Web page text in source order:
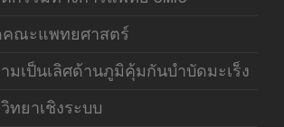
ณะแพทยศาสตร์
มเป็นเลิศด้านภูมิคุ้มกันบำบัดมะเร็ง
ทยาเชิงระบบ